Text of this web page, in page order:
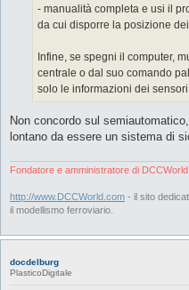
- manualità completa e usi il
da cui disporre la posizione
Infine, se spegni il computer,
centrale o dal suo comando
solo le informazioni dei sensori.
Non concordo sul
lontano da essere un sistema di
Fondatore e amministratore di DCCWorld
http://www.DCCWorld.com - il sito
il modellismo ferroviario.
docdelburg
PlasticoDigitale